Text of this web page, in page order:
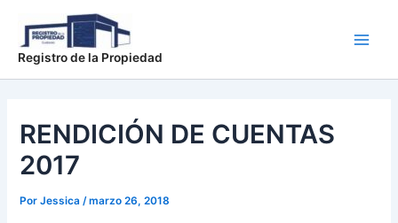
contenido
Registro de la Propiedad
RENDICIÓN DE CUENTAS
2017
PorJessica/marzo 26, 2018